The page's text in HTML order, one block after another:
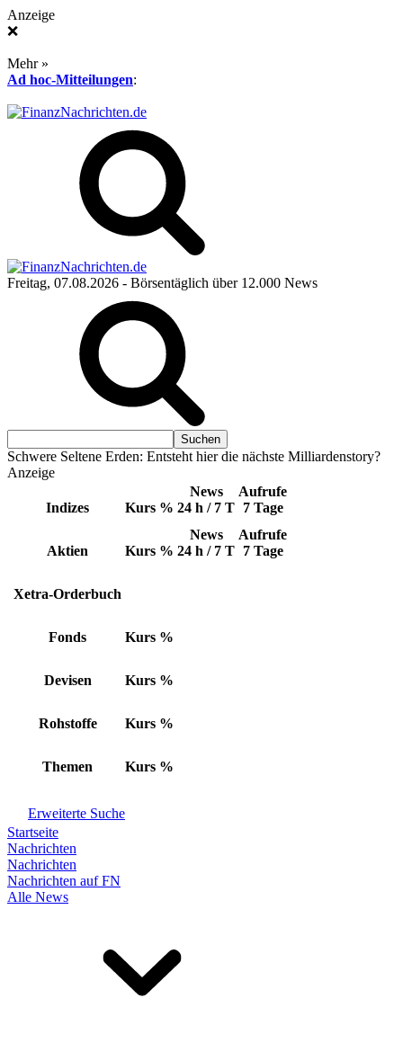
Anzeige
❌
Mehr »
Ad hoc-Mitteilungen:
Freitag, 07.08.2026 - Börsentäglich über 12.000 News
Schwere Seltene Erden: Entsteht hier die nächste Milliardenstory?
Anzeige
Indizes Kurs %
News
24 h / 7 T
Aufrufe
7 Tage
Aktien Kurs %
News
24 h / 7 T
Aufrufe
7 Tage
Xetra-Orderbuch
Fonds Kurs %
Devisen Kurs %
Rohstoffe Kurs %
Themen Kurs %
Erweiterte Suche
Startseite
Nachrichten
Nachrichten
Nachrichten auf FN
Alle News